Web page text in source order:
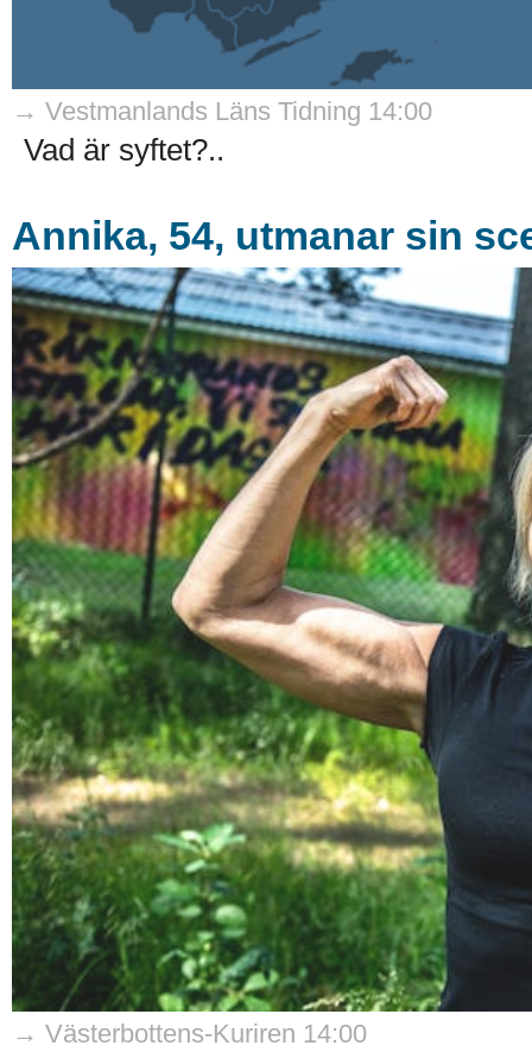
→ Vestmanlands Läns Tidning 14:00
Vad är syftet?..
Annika, 54, utmanar sin
→ Västerbottens-Kuriren 14:00